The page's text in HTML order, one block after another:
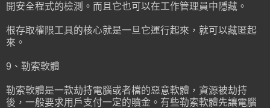
開安全程式的檢測。而且它也可以在工作管理員中隱藏。
根存取權限工具的核心就是一旦它運行起來，就可以藏匿起
來。
9、勒索軟體
勒索軟體是一款劫持電腦或者檔的惡意軟體，資源被劫持
後，一般要求用戶支付一定的贖金。有些勒索軟體先讓電腦